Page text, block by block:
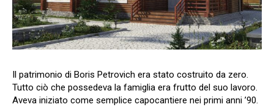
Il patrimonio di Boris Petrovich era stato costruito da zero.
Tutto ciò che possedeva la famiglia era frutto del suo lavoro.
Aveva iniziato come semplice capocantiere nei primi anni ’90.